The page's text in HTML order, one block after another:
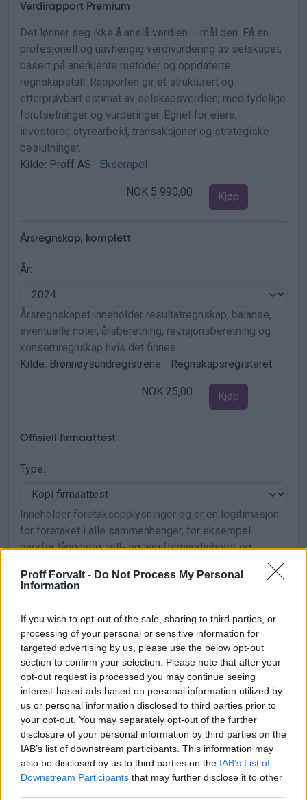
Proff Forvalt - Do Not Process My Personal
Information
If you wish to opt-out of the sale, sharing to third parties, or
processing of your personal or sensitive information for
targeted advertising by us, please use the below opt-out
section to confirm your selection. Please note that after your
opt-out request is processed you may continue seeing
interest-based ads based on personal information utilized by
us or personal information disclosed to third parties prior to
your opt-out. You may separately opt-out of the further
disclosure of your personal information by third parties on the
IAB’s list of downstream participants. This information may
also be disclosed by us to third parties on the IAB’s List of
Downstream Participants that may further disclose it to other
Verdirapport Premium
Det lønner seg ikke å anslå verdien – mål den. Få en
profesjonell og uavhengig verdivurdering av selskapet,
basert på anerkjente metoder og oppdaterte
regnskapstall. Rapporten gir et strukturert og
etterprøvbart estimat av selskapsverdien, med tydelige
forutsetninger og vurderinger. Egnet for eiere,
investorer, styrearbeid, transaksjoner og strategiske
beslutninger.
Kilde: Proff AS
Eksempel
NOK 5 990,00 Kjøp
Årsregnskap, komplett
År:
Årsregnskapet inneholder resultatregnskap, balanse,
eventuelle noter, årsberetning, revisjonsberetning og
konsernregnskap hvis det finnes.
Kilde: Brønnøysundregistrene - Regnskapsregisteret
NOK 25,00 Kjøp
Offisiell firmaattest
Type:
Inneholder foretaksopplysninger og er en legitimasjon
for foretaket i alle sammenhenger, for eksempel
overfor långivere, toll- og avgiftsmyndigheter og
opplysninger som "Kopi firmaattest".
NOK 25,00 Kjøp
Foretaksopplysninger
Inneholder sentrale opplysninger om foretak reg i
foretaksregisteret. Organisasjonsnummer,
organisasjonsform, stiftelsesdato, navn,
forretningsadresse, kapital, innbetalingsforhold,
rolleoversikt (styret), signatur, prokura, revisor,
næringsformål etc.
Kilde: Brønnøysundregistrene - Foretaksregisteret